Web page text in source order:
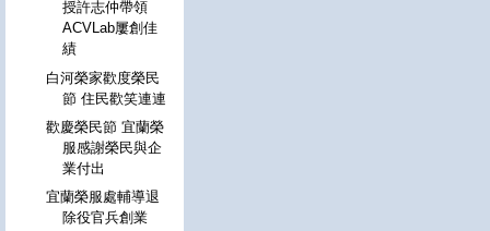
授許志仲帶領
ACVLab屢創佳
績
白河榮家歡度榮民
節 住民歡笑連連
歡慶榮民節 宜蘭榮
服感謝榮民與企
業付出
宜蘭榮服處輔導退
除役官兵創業